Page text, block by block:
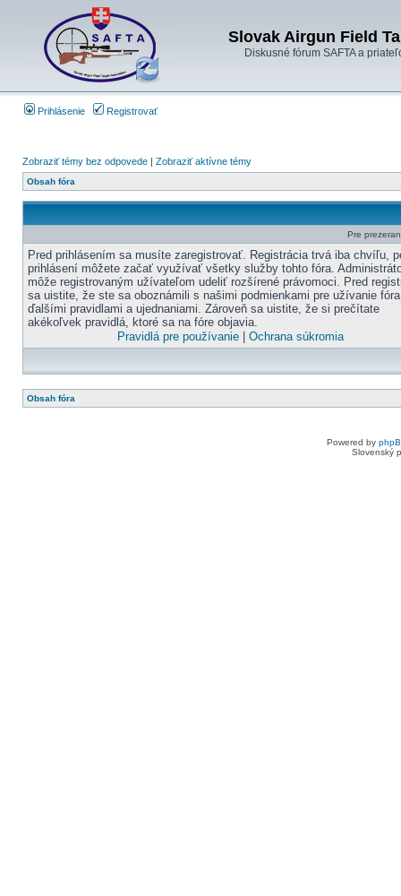
Slovak Airgun Field
Diskusné fórum SAFTA a
Prihlásenie Registrovať
Zobraziť témy bez odpovede | Zobraziť aktívne témy
Obsah fóra
Pre
Pred prihlásením sa musíte zaregistrovať. Registrácia trvá iba chvíľu,
prihlásení môžete začať využívať všetky služby tohto fóra.
môže registrovaným užívateľom udeliť rozšírené právomoci. Pred
sa uistite, že ste sa oboznámili s našimi podmienkami pre užívanie
ďalšími pravidlami a ujednaniami. Zároveň sa uistite, že si prečítate
akékoľvek pravidlá, ktoré sa na fóre objavia.
Pravidlá pre používanie
Ochrana súkromia
Obsah fóra
Powered by
Slovenský